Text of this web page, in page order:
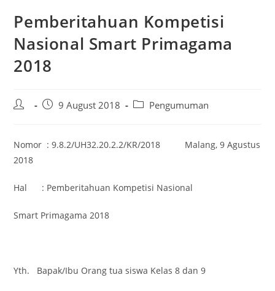
Pemberitahuan Kompetisi
Nasional Smart Primagama
2018
9 August 2018 Pengumuman
Nomor : 9.8.2/UH32.20.2.2/KR/2018 Malang, 9 Agustus
2018
Hal : Pemberitahuan Kompetisi Nasional
Smart Primagama 2018
Yth. Bapak/Ibu Orang tua siswa Kelas 8 dan 9